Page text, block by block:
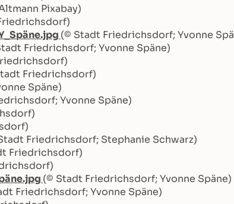
Pixabay)
(© Stadt Friedrichsdorf; Yvonne
Friedrichsdorf; Yvonne Späne)
Friedrichsdorf)
Späne)
Yvonne Späne)
Friedrichsdorf; Stephanie Schwarz)
Friedrichsdorf)
(© Stadt Friedrichsdorf; Yvonne Späne)
Friedrichsdorf; Yvonne Späne)